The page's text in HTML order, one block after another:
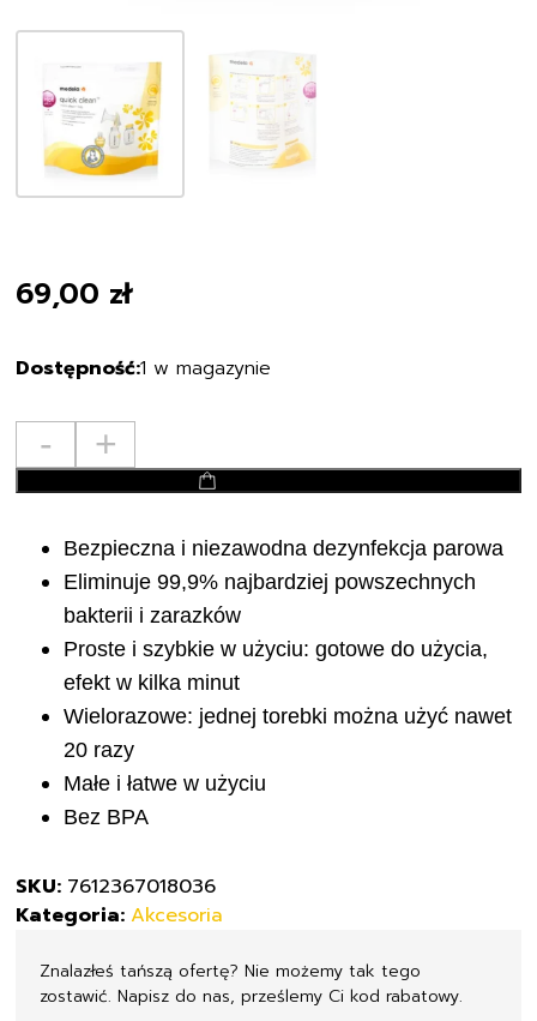
69,00 zł
1 w magazynie
-
ilość
Torebki
Quick
dezynfekcji
w kuchence
mikrofalowej
5szt
+
dodaj do koszyka
Bezpieczna i niezawodna dezynfekcja parowa
Eliminuje 99,9% najbardziej powszechnych
bakterii i zarazków
Proste i szybkie w użyciu: gotowe do użycia,
efekt w kilka minut
Wielorazowe: jednej torebki można użyć nawet
20 razy
Małe i łatwe w użyciu
Bez BPA
SKU: 7612367018036
Kategoria: Akcesoria
Znalazłeś tańszą ofertę? Nie możemy tak tego
zostawić. Napisz do nas, prześlemy Ci kod rabatowy.